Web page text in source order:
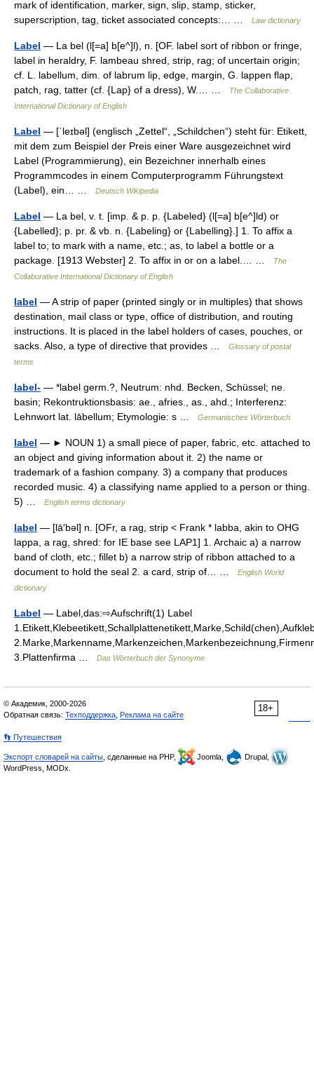
mark of identification, marker, sign, slip, stamp, sticker,
superscription, tag, ticket associated concepts:… …
Law dictionary
Label — La bel (l[=a] b[e^]l), n. [OF. label sort of ribbon or fringe,
label in heraldry, F. lambeau shred, strip, rag; of uncertain origin;
cf. L. labellum, dim. of labrum lip, edge, margin, G. lappen flap,
patch, rag, tatter (cf. {Lap} of a dress), W.… …
The Collaborative
International Dictionary of English
Label — [ˈleɪbəl] (englisch „Zettel“, „Schildchen“) steht für: Etikett,
mit dem zum Beispiel der Preis einer Ware ausgezeichnet wird
Label (Programmierung), ein Bezeichner innerhalb eines
Programmcodes in einem Computerprogramm Führungstext
(Label), ein… …
Deutsch Wikipedia
Label — La bel, v. t. [imp. & p. p. {Labeled} (l[=a] b[e^]ld) or
{Labelled}; p. pr. & vb. n. {Labeling} or {Labelling}.] 1. To affix a
label to; to mark with a name, etc.; as, to label a bottle or a
package. [1913 Webster] 2. To affix in or on a label.… …
The
Collaborative International Dictionary of English
label — A strip of paper (printed singly or in multiples) that shows
destination, mail class or type, office of distribution, and routing
instructions. It is placed in the label holders of cases, pouches, or
sacks. Also, a type of directive that provides …
Glossary of postal
terms
label- — *label germ.?, Neutrum: nhd. Becken, Schüssel; ne.
basin; Rekontruktionsbasis: ae., afries., as., ahd.; Interferenz:
Lehnwort lat. lābellum; Etymologie: s …
Germanisches Wörterbuch
label — ► NOUN 1) a small piece of paper, fabric, etc. attached to
an object and giving information about it. 2) the name or
trademark of a fashion company. 3) a company that produces
recorded music. 4) a classifying name applied to a person or thing.
5) …
English terms dictionary
label — [lā′bəl] n. [OFr, a rag, strip < Frank * labba, akin to OHG
lappa, a rag, shred: for IE base see LAP1] 1. Archaic a) a narrow
band of cloth, etc.; fillet b) a narrow strip of ribbon attached to a
document to hold the seal 2. a card, strip of… …
English World
dictionary
Label — Label,das:⇨Aufschrift(1) Label
3.Plattenfirma …
Das Wörterbuch der Synonyme
18+
© Академик, 2000-2026
Обратная связь: Техподдержка Реклама на сайте
👣 Путешествия
Экспорт словарей на сайты , сделанные на PHP, Joomla,
Drupal,
WordPress, MODx.